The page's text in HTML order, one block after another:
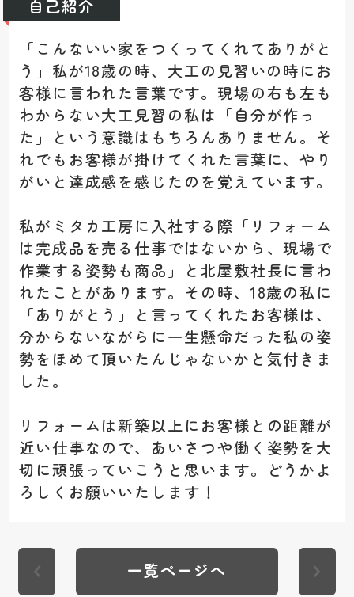
自己紹介
「こんないい家をつくってくれてありがと
う」私が18歳の時、大工の見習いの時にお
客様に言われた言葉です。現場の右も左も
わからない大工見習の私は「自分が作っ
た」という意識はもちろんありません。そ
れでもお客様が掛けてくれた言葉に、やり
がいと達成感を感じたのを覚えています。
私がミタカ工房に入社する際「リフォーム
は完成品を売る仕事ではないから、現場で
作業する姿勢も商品」と北屋敷社長に言わ
れたことがあります。その時、18歳の私に
「ありがとう」と言ってくれたお客様は、
分からないながらに一生懸命だった私の姿
勢をほめて頂いたんじゃないかと気付きま
した。
リフォームは新築以上にお客様との距離が
近い仕事なので、あいさつや働く姿勢を大
切に頑張っていこうと思います。どうかよ
ろしくお願いいたします！
一覧ページへ